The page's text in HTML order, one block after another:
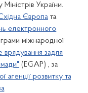
України.
Європа та
електронного
міжнародної
врядування задля
(EGAP) , за
агенції розвитку та